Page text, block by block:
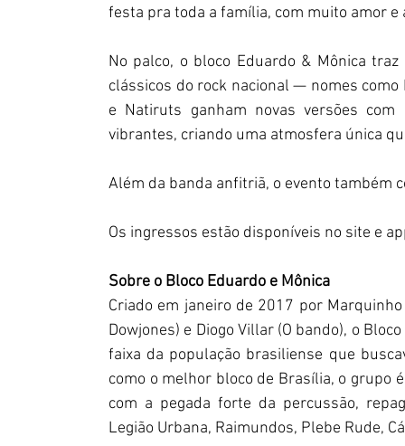
festa pra toda a família, com muito amor e
No palco, o bloco Eduardo & Mônica
clássicos do rock nacional — nomes como
e Natiruts ganham novas versões
vibrantes, criando uma atmosfera única
Além da banda anfitriã, o evento também
Os ingressos estão disponíveis no site e
Sobre o Bloco Eduardo e Mônica
Criado em janeiro de 2017 por
Dowjones) e Diogo Villar (O bando), o
faixa da população brasiliense que
como o melhor bloco de Brasília, o grupo
com a pegada forte da percussão,
Legião Urbana, Raimundos, Plebe Rude,